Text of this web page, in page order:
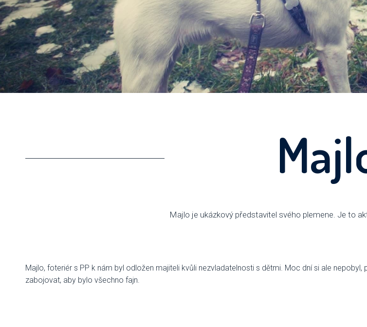
Majlo je ukázkový představitel svého plemene. Je to
Majlo, foteriér s PP k nám byl odložen majiteli kvůli nezvladatelnosti s dětmi. Moc dní si ale
zabojovat, aby bylo všechno fajn.